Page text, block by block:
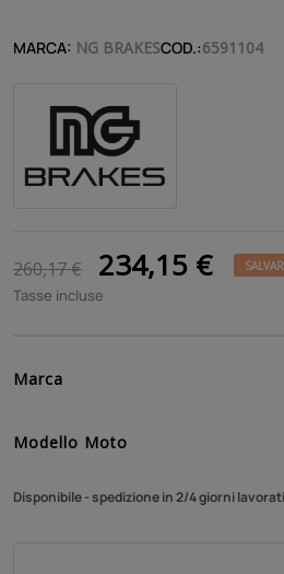
MARCA: NG BRAKESCOD.:6591104
260,17 € 234,15 €
Tasse incluse
Marca
Modello Moto
Disponibile - spedizione in 2/4 giorni